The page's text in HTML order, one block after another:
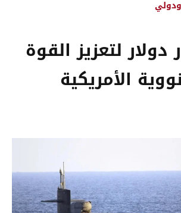
دولار لتعزيز القوة
الأمريكية